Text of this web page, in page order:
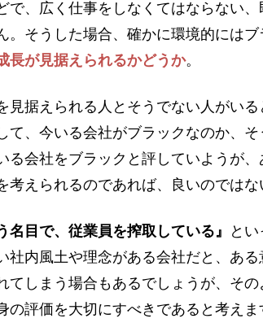
で、広く仕事をしなくてはならない
。そうした場合、確かに環境的には
長が見据えられるかどうか。
見据えられる人とそうでない人がい
て、今いる会社がブラックなのか、そ
る会社をブラックと評していようが
考えられるのであれば、良いのではな
名目で、従業員を搾取している』
と
社内風土や理念がある会社だと、あ
てしまう場合もあるでしょうが、そ
の評価を大切にすべきであると考えま